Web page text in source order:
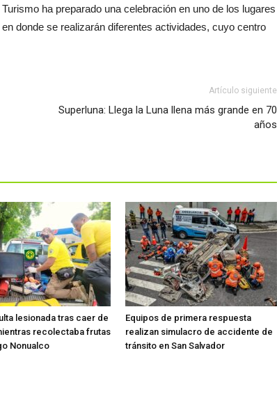
ha preparado una celebración en uno de los lugares
donde se realizarán diferentes actividades, cuyo centro
Artículo siguiente
Superluna: Llega la Luna llena más grande en 70
años
lesionada tras caer de
recolectaba frutas
Nonualco
Equipos de primera respuesta
realizan simulacro de accidente de
tránsito en San Salvador